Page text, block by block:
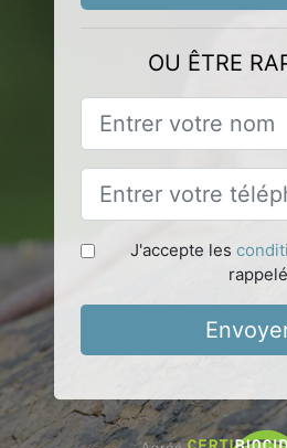
OU ÊTRE
J'accepte les
rappelé